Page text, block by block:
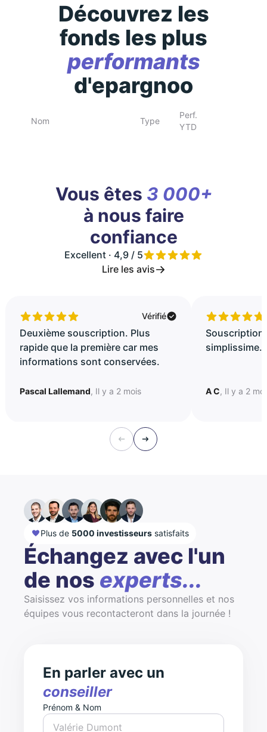
Découvrez les
fonds les plus
performants
d'epargnoo
Nom Type
Perf.
YTD
Vous êtes 3 000+
à nous faire
confiance
Excellent · 4,9 / 5
Lire les avis
Vérifié
Deuxième souscription. Plus
rapide que la première car mes
informations sont conservées.
Pascal Lallemand, Il y a 2 mois
Souscription
A C, Il y a 2
Plus de 5000 investisseurs satisfaits
Échangez avec l'un
de nos experts...
Saisissez vos informations personnelles et nos
équipes vous recontacteront dans la journée !
En parler avec un
conseiller
Prénom & Nom